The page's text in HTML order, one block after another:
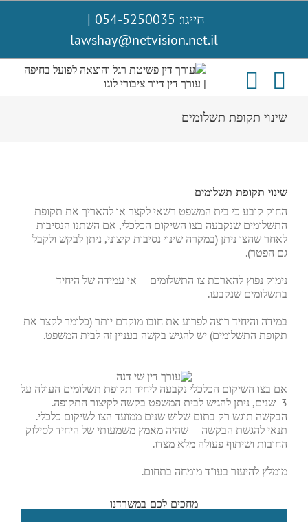
חייגו: 054-5250035
|
lawshay@netvision.net.il
שינוי תקופת תשלומים
שינוי תקופת תשלומים
החוק קובע כי בית המשפט רשאי לקצר או להאריך את תקופת
התשלומים שנקבעה בצו השיקום הכלכלי, אם השתנו הנסיבות
לאחר שהצו ניתן (במקרה שינוי נסיבות קיצוני, ניתן לבקש ולקבל
גם הפטר).
נימוק נפוץ להארכת צו התשלומים – אי עמידה של היחיד
בתשלומים שנקבעו.
במידה והיחיד רוצה לפרוע את חובו מוקדם יותר (כלומר לקצר את
תקופת התשלומים) יש להגיש בקשה בעניין זה לבית המשפט.
אם בצו השיקום הכלכלי נקבעה ליחיד תקופת תשלומים העולה על
3 שנים, ניתן להגיש לבית המשפט בקשה לקיצור התקופה.
הבקשה תוגש רק בתום שלוש שנים ממועד הצו לשיקום כלכלי.
תנאי להגשת הבקשה – שהיה מאמץ משמעותי של היחיד לסילוק
החובות ושיתוף פעולה מלא מצדו.
מומלץ להיעזר בעו"ד מומחה בתחום.
מחכים לכם במשרדנו